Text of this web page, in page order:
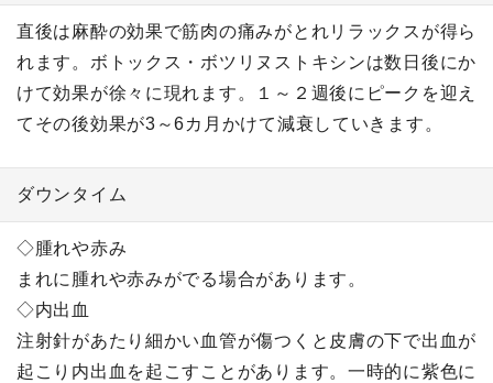
直後は麻酔の効果で筋肉の痛みがとれリラックスが得ら
れます。ボトックス・ボツリヌストキシンは数日後にか
けて効果が徐々に現れます。１～２週後にピークを迎え
てその後効果が3～6カ月かけて減衰していきます。
ダウンタイム
◇腫れや赤み
まれに腫れや赤みがでる場合があります。
◇内出血
注射針があたり細かい血管が傷つくと皮膚の下で出血が
起こり内出血を起こすことがあります。一時的に紫色に